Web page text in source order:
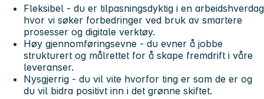
Fleksibel - du er tilpasningsdyktig i en arbeidshverdag
hvor vi søker forbedringer ved bruk av smartere
prosesser og digitale verktøy.
Høy gjennomføringsevne - du evner å jobbe
strukturert og målrettet for å skape fremdrift i våre
leveranser.
Nysgjerrig - du vil vite hvorfor ting er som de er og
du vil bidra positivt inn i det grønne skiftet.